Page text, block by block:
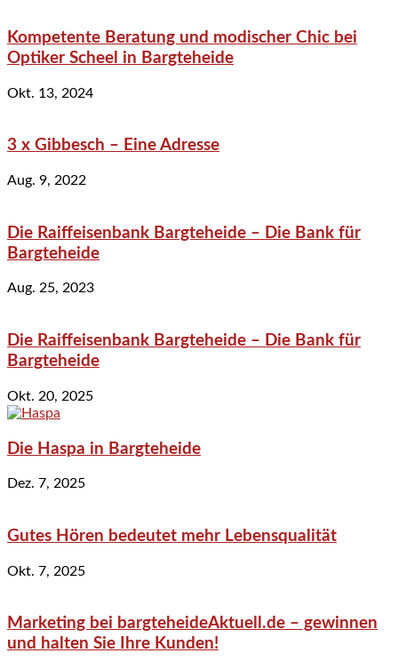
Kompetente Beratung und modischer Chic bei
Optiker Scheel in Bargteheide
Okt. 13, 2024
3 x Gibbesch – Eine Adresse
Aug. 9, 2022
Die Raiffeisenbank Bargteheide – Die Bank für
Bargteheide
Aug. 25, 2023
Die Raiffeisenbank Bargteheide – Die Bank für
Bargteheide
Okt. 20, 2025
Die Haspa in Bargteheide
Dez. 7, 2025
Gutes Hören bedeutet mehr Lebensqualität
Okt. 7, 2025
Marketing bei bargteheideAktuell.de – gewinnen
und halten Sie Ihre Kunden!